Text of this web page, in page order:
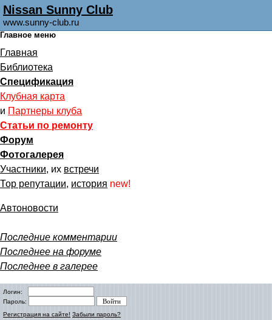
Nissan Sunny Club
www.sunny-club.ru
Главное меню
Главная
Библиотека
Спецификация
Клубная карта
и Партнеры клуба
Статьи по ремонту
Форум
Фотогалерея
Участники, их встречи
Тор репутации, история new!
Автоновости
Последние комментарии
Последнее на форуме
Последнее в галерее
Логин:
Пароль:
Регистрация на сайте! Забыли пароль?